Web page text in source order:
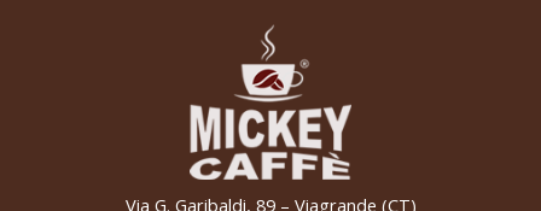
Via G. Garibaldi, 89 – Viagrande (CT)